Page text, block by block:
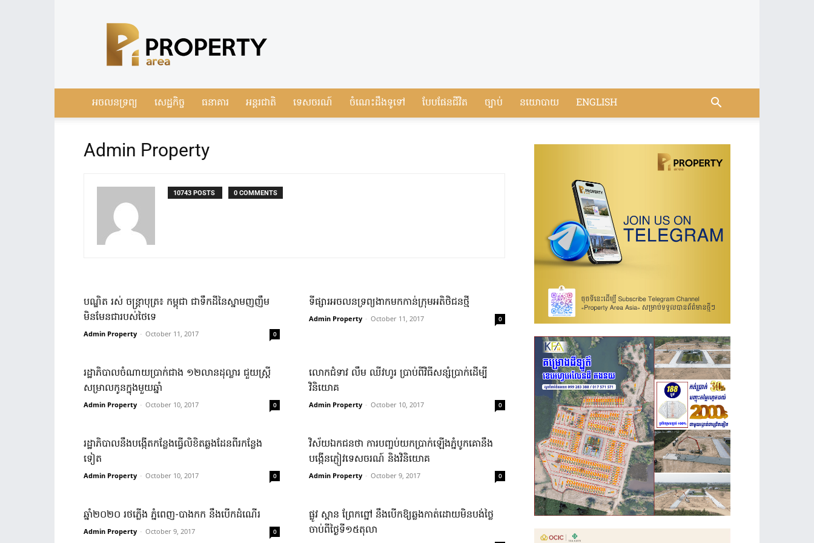
Real
Estate
Cambodia
អចលនទ្រព្យ សេដ្ឋកិច្ច ធនាគារ អន្តរជាតិ ទេសចរណ៍ ចំណេះដឹងទូទៅ បែបផែនជីវិត ច្បាប់ នយោបាយ ENGLISH
Admin Property
10743 POSTS 0 COMMENTS
បណ្ឌិត រស់ ច​ន្ត្រា​បុត្រ៖ កម្ពុជា ជា​ទឹកដី​នៃ​ស្នាមញញឹម ​
មិនមែនជា​របស់​ថៃ​ទេ
Admin Property - October 11, 2017 0
ទីផ្សារ​អចលនទ្រព្យ​ងាក​មកកាន់​ក្រុម​អតិថិជន​ថ្មី
Admin Property - October 11, 2017 0
រដ្ឋាភិបាល​ចំណាយ​ប្រា​ក់ជាង ១២លាន​ដុល្លារ ជួយ​ស្ត្រី​
សម្រាលកូន​ក្នុង​មួយឆ្នាំ
Admin Property - October 10, 2017 0
លោកជំទាវ លឹម ឈីវហូរ ប្រាប់​ពី​វិធី​សន្សំ​ប្រាក់​ដើម្បី​
វិនិយោគ
Admin Property - October 10, 2017 0
រដ្ឋាភិបាល​នឹង​បង្កើត​កន្លែង​ធ្វើលិខិត​ឆ្លងដែន​ពីរ​កន្លែង​
ទៀត
Admin Property - October 10, 2017 0
វិស័យ​ឯកជន​ថា ការបញ្ចប់​យក​ប្រា​ក់ឡើ​ង​ភ្នំ​បូកគោ​នឹង​
បង្កើន​ភ្ញៀវ​ទេសចរណ៍ និង​វិនិយោគ
Admin Property - October 9, 2017 0
ឆ្នាំ២០២០ រថភ្លើង ភ្នំពេញ-បាងកក នឹង​បើក​ដំណើរ
Admin Property - October 9, 2017 0
ផ្លូវ ស្ពាន ព្រែក​ព្នៅ នឹង​បើក​ឱ្យ​ឆ្លងកាត់​ដោយ​មិន​បង់ថ្លៃ​
ចាប់ពី​ថ្ងៃទី១៥តុលា